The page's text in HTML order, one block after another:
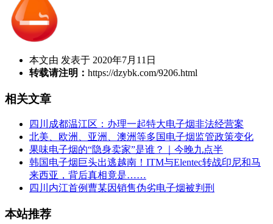
本文由 发表于 2020年7月11日
转载请注明： https://dzybk.com/9206.html
相关文章
四川成都温江区：办理一起特大电子烟非法经营案
北美、欧洲、亚洲、澳洲等多国电子烟监管政策变化
果味电子烟的“隐身卖家”是谁？｜今晚九点半
韩国电子烟巨头出逃越南！ITM与Elentec转战印尼和马
来西亚，背后真相竟是……
四川内江首例曹某因销售伪劣电子烟被判刑
本站推荐